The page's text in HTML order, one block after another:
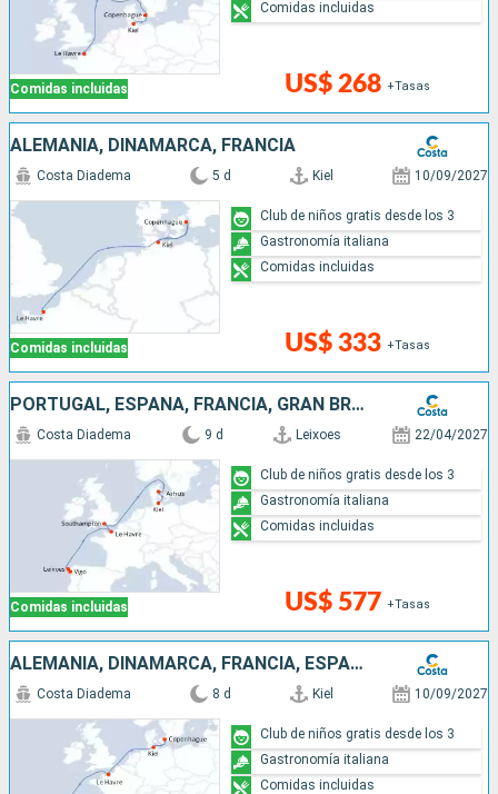
Comidas incluidas US$ 268 +Tasas
Comidas incluidas
ALEMANIA, DINAMARCA, FRANCIA
Comidas incluidas
Costa Diadema 5 d Kiel 10/09/2027
US$ 333 +Tasas
Club de niños gratis desde los 3
Gastronomía italiana
Comidas incluidas
PORTUGAL, ESPAÑA, FRANCIA, GRAN BRETAÑA, DINAMARCA, ALEMANIA
Comidas incluidas
Costa Diadema 9 d Leixoes 22/04/2027
US$ 577 +Tasas
Club de niños gratis desde los 3
Gastronomía italiana
Comidas incluidas
ALEMANIA, DINAMARCA, FRANCIA, ESPAÑA, PORTUGAL
Costa Diadema 8 d Kiel 10/09/2027
Club de niños gratis desde los 3
Gastronomía italiana
Comidas incluidas